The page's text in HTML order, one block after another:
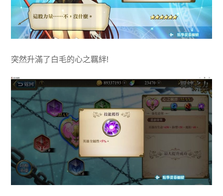
突然升滿了白毛的心之羈絆!